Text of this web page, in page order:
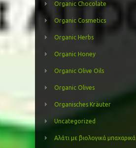
Organic Chocolate
Organic Cosmetics
Organic Herbs
Organic Honey
Organic Olive Oils
Organic Olives
Organisches Kräuter
Uncategorized
Αλάτι με βιολογικά μπαχαρικά